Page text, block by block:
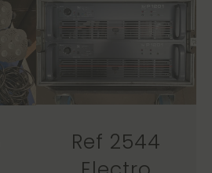
Ref 2544